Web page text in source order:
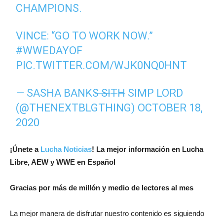
CHAMPIONS.
VINCE: “GO TO WORK NOW.”
#WWEDAYOF
PIC.TWITTER.COM/WJK0NQ0HNT
— SASHA BANKS ̶S̶I̶T̶H̶ SIMP LORD
(@THENEXTBLGTHING) OCTOBER 18,
2020
¡Únete a Lucha Noticias! La mejor información en Lucha
Libre, AEW y WWE en Español
Gracias por más de millón y medio de lectores al mes
La mejor manera de disfrutar nuestro contenido es siguiendo